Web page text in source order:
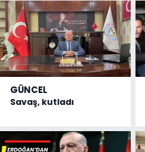
GÜNCEL
Savaş, kutladı